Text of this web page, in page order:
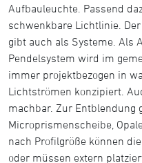
Aufbauleuchte. Passend
schwenkbare Lichtlinie.
gibt auch als Systeme. Als
Pendelsystem wird im
immer projektbezogen in
Lichtströmen konzipiert.
machbar. Zur Entblendung
Microprismenscheibe,
nach Profilgröße können
oder müssen extern